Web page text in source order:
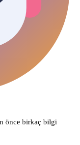
önce birkaç bilgi